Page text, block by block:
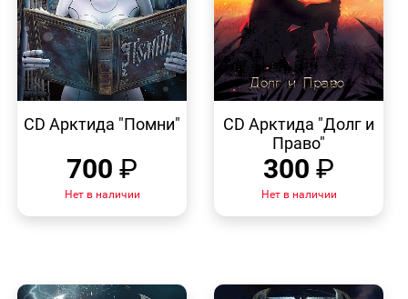
ПРОСМОТР
CD Арктида "Помни"
700 ₽
Нет в наличии
ПРОСМОТР
CD Арктида "Долг и
Право"
300 ₽
Нет в наличии